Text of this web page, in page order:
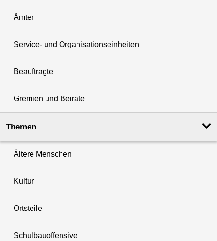
Ämter
Service- und Organisationseinheiten
Beauftragte
Gremien und Beiräte
Themen
Ältere Menschen
Kultur
Ortsteile
Schulbauoffensive